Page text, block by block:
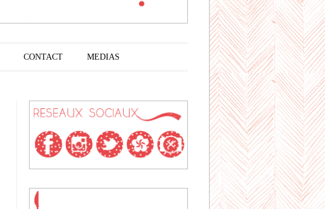
CONTACT MEDIAS